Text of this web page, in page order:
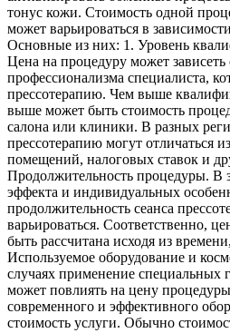
тонус кожи. Стоимость одной
может варьироваться в
Основные из них: 1. Уровень
Цена на процедуру может зависеть
профессионализма специалиста,
прессотерапию. Чем выше
выше может быть стоимость
салона или клиники. В разных
прессотерапию могут отличаться
помещений, налоговых ставок и
Продолжительность процедуры. В
эффекта и индивидуальных
продолжительность сеанса
варьироваться. Соответственно,
быть рассчитана исходя из
Используемое оборудование и
случаях применение специальных
может повлиять на цену
современного и эффективного
стоимость услуги. Обычно